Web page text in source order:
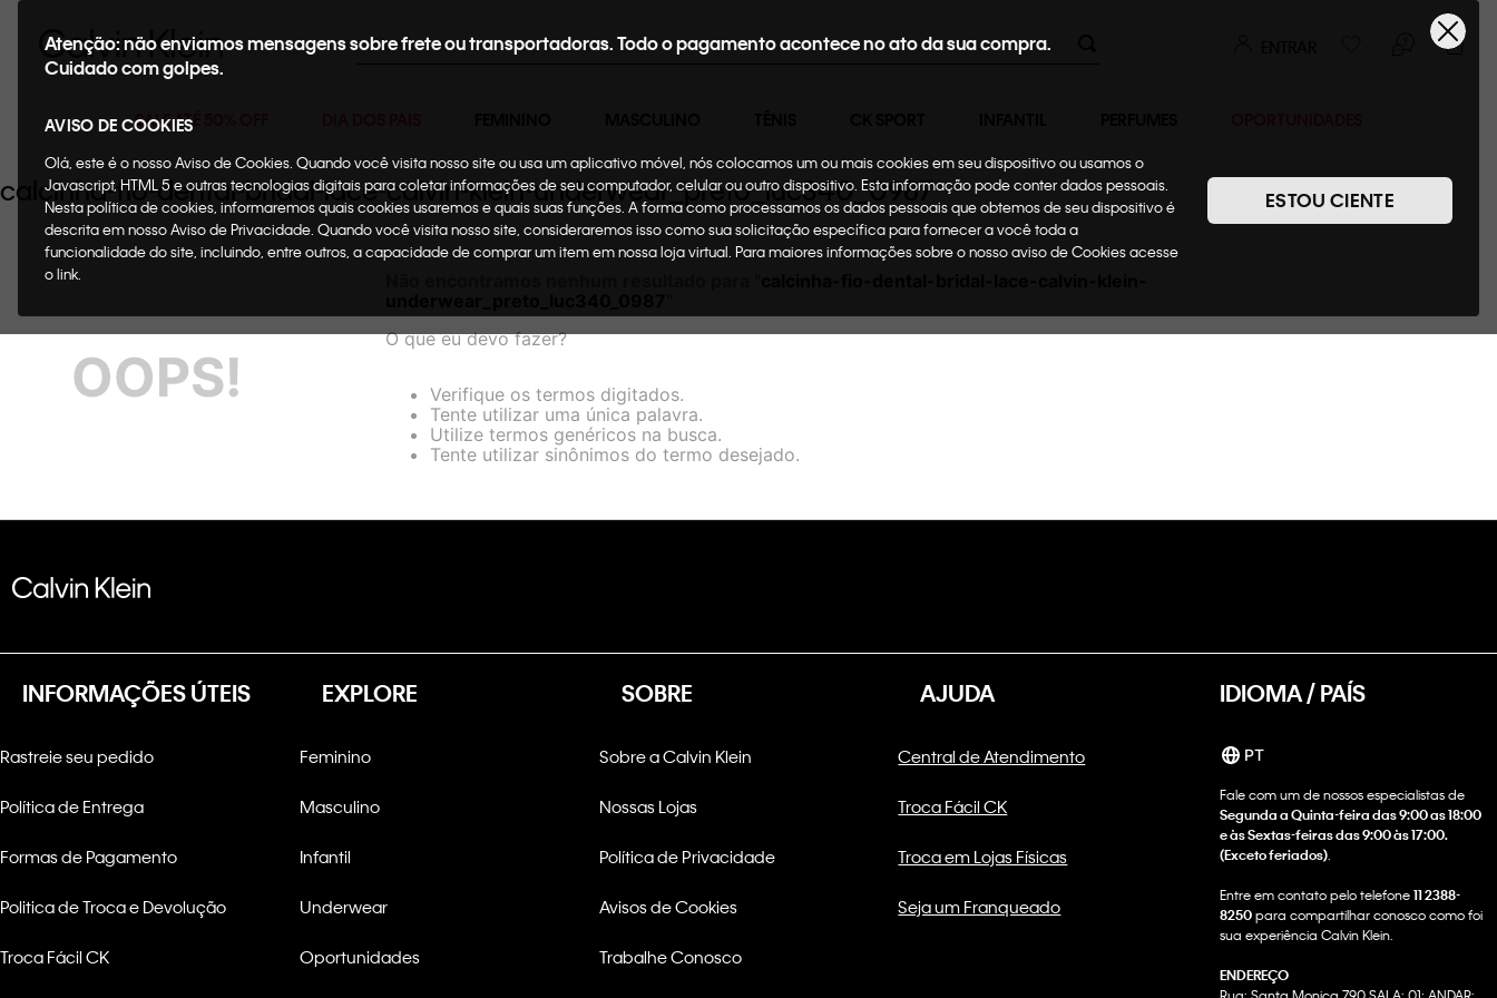
Buscar
SALE ATÉ 50% OFF
Atenção: não enviamos mensagens sobre frete ou transportadoras. Todo o pagamento acontece no ato da sua compra.
Cuidado com golpes.
AVISO DE COOKIES
Olá, este é o nosso Aviso de Cookies. Quando você visita nosso site ou usa um aplicativo móvel, nós colocamos um ou mais cookies em seu dispositivo ou usamos o
Javascript, HTML 5 e outras tecnologias digitais para coletar informações de seu computador, celular ou outro dispositivo. Esta informação pode conter dados pessoais.
Nesta política de cookies, informaremos quais cookies usaremos e quais suas funções. A forma como processamos os dados pessoais que obtemos de seu dispositivo é
descrita em nosso Aviso de Privacidade. Quando você visita nosso site, consideraremos isso como sua solicitação específica para fornecer a você toda a
funcionalidade do site, incluindo, entre outros, a capacidade de comprar um item em nossa loja virtual. Para maiores informações sobre o nosso aviso de Cookies acesse
o link.
ESTOU CIENTE
calcinha-fio-dental-bridal-lace-calvin-klein-underwear_preto_luc340_0987
OOPS!
O que eu devo fazer?
Verifique os termos digitados.
Tente utilizar uma única palavra.
Utilize termos genéricos na busca.
Tente utilizar sinônimos do termo desejado.
INFORMAÇÕES ÚTEIS
Rastreie seu pedido
Política de Entrega
Formas de Pagamento
Politica de Troca e Devolução
Troca Fácil CK
EXPLORE
Feminino
Masculino
Infantil
Underwear
Oportunidades
SOBRE
Sobre a Calvin Klein
Nossas Lojas
Política de Privacidade
Avisos de Cookies
Trabalhe Conosco
AJUDA
Central de Atendimento
Troca Fácil CK
Troca em Lojas Físicas
Seja um Franqueado
IDIOMA / PAÍS
PT
Fale com um de nossos especialistas de
Segunda a Quinta-feira das 9:00 as 18:00
e às Sextas-feiras das 9:00 às 17:00.
(Exceto feriados)
Entre em contato pelo telefone11 2388-
8250para compartilhar conosco como foi
sua experiência Calvin Klein.
ENDEREÇO